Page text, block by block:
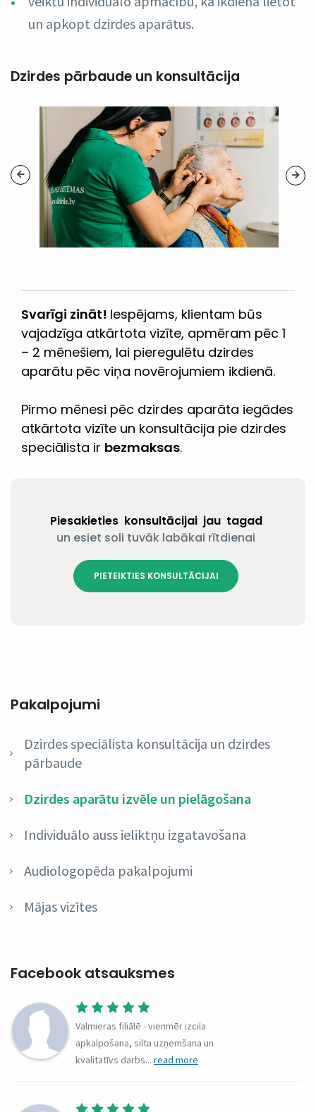
Pakalpojumi
Dzirdes speciālista konsultācija un dzirdes
pārbaude
Dzirdes aparātu izvēle un pielāgošana
Individuālo auss ieliktņu izgatavošana
Audiologopēda pakalpojumi
Mājas vizītes
Facebook atsauksmes
Valmieras filiālē - vienmēr izcila
apkalpošana, silta uzņemšana un
kvalitatīvs darbs... read more
un apkopt dzirdes aparātus.
Dzirdes pārbaude un konsultācija
Svarīgi zināt! Iespējams, klientam būs
vajadzīga atkārtota vizīte, apmēram pēc 1
– 2 mēnešiem, lai pieregulētu dzirdes
aparātu pēc viņa novērojumiem ikdienā.
Pirmo mēnesi pēc dzirdes aparāta iegādes
atkārtota vizīte un konsultācija pie dzirdes
speciālista ir bezmaksas.
Piesakieties konsultācijai jau tagad
un esiet soli tuvāk labākai rītdienai